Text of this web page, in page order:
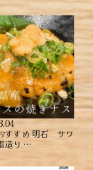
すすめ ︎明石 サワ
造り …